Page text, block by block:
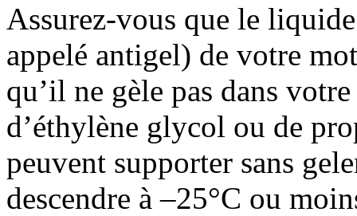
Assurez-vous que le
appelé antigel) de votre
qu’il ne gèle pas dans
d’éthylène glycol ou de
peuvent supporter sans
descendre à –25°C ou